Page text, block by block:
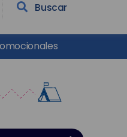
Buscar